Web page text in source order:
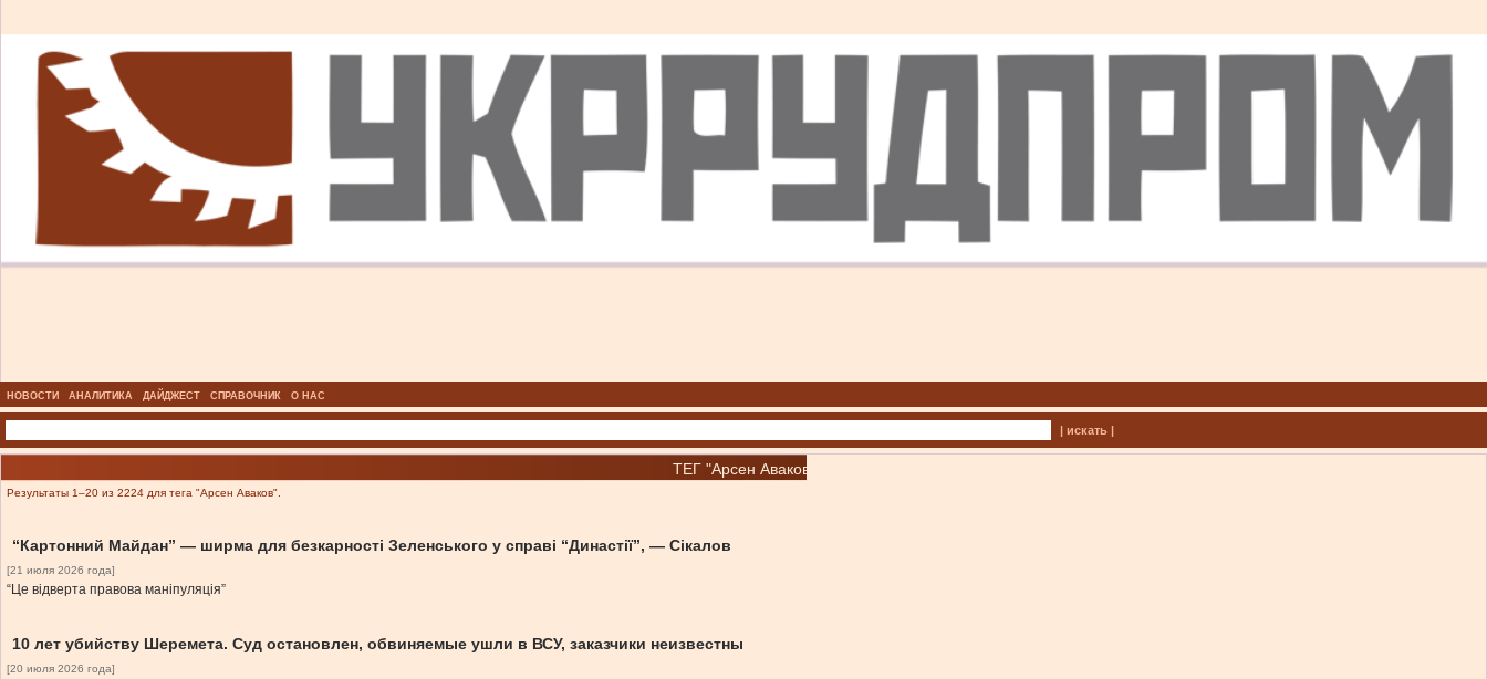
НОВОСТИ АНАЛИТИКА ДАЙДЖЕСТ СПРАВОЧНИК О НАС
| искать |
ТЕГ "Арсен Аваков"
Результаты 1–20 из 2224 для тега "Арсен Аваков".
“Картонний Майдан” — ширма для безкарності Зеленського у справі “Династії”, — Сікалов
[21 июля 2026 года]
“Це відверта правова маніпуляція”
10 лет убийству Шеремета. Суд остановлен, обвиняемые ушли в ВСУ, заказчики неизвестны
[20 июля 2026 года]